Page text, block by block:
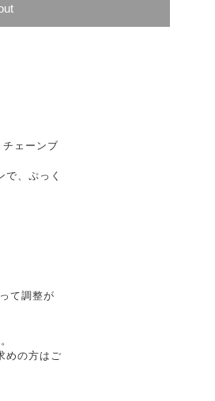
ェーンブ
、ぷっく
て調整が
めの方はご